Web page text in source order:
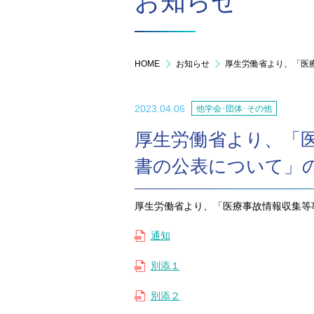
HOME お知らせ 厚生労働省より、「
2023.04.06 他学会･団体･その他
厚生労働省より、「
書の公表について」
厚生労働省より、「医療事故情報収集
通知
別添１
別添２